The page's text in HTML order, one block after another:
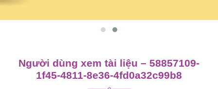
Người dùng xem tài liệu – 58857109-
1f45-4811-8e36-4fd0a32c99b8